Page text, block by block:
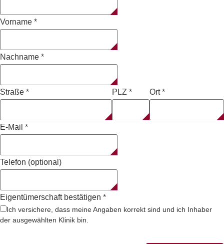
Vorname *
Nachname *
Straße * PLZ * Ort*
E-Mail *
Telefon (optional)
Eigentümerschaft bestätigen *
Ich versichere, dass meine Angaben korrekt sind und ich Inhaber
der ausgewählten Klinik bin.